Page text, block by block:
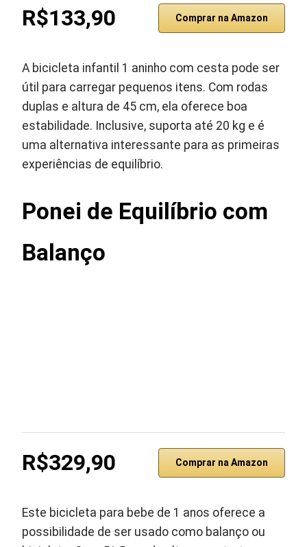
R$133,90 Comprar na Amazon
A bicicleta infantil 1 aninho com cesta pode ser
útil para carregar pequenos itens. Com rodas
duplas e altura de 45 cm, ela oferece boa
estabilidade. Inclusive, suporta até 20 kg e é
uma alternativa interessante para as primeiras
experiências de equilíbrio.
Ponei de Equilíbrio com
Balanço
R$329,90 Comprar na Amazon
Este bicicleta para bebe de 1 anos oferece a
possibilidade de ser usado como balanço ou